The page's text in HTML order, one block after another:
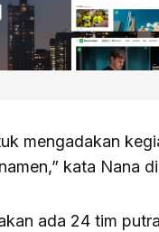
mengadakan
kata Nana
ada 24 tim